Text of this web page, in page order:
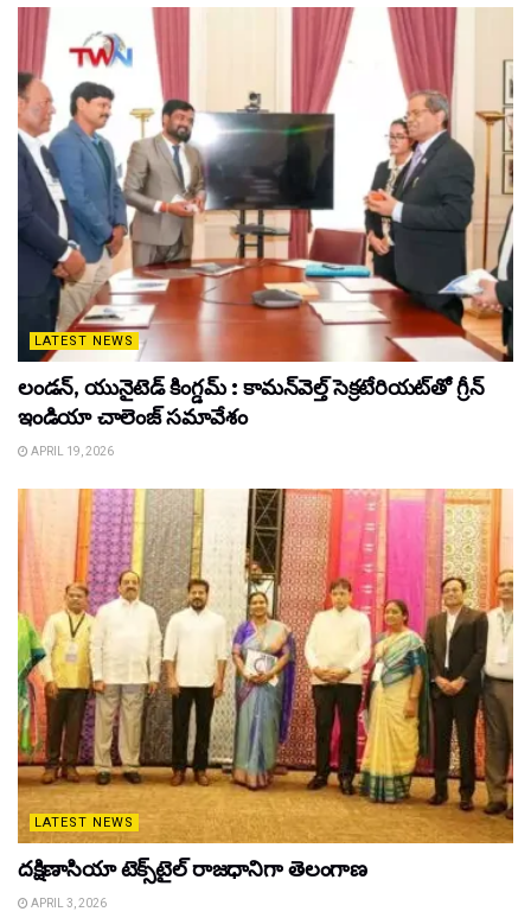
LATEST NEWS
లండన్, యునైటెడ్ కింగ్డమ్ : కామన్‌వెల్త్ సెక్రటేరియట్‌తో గ్రీన్
ఇండియా చాలెంజ్ సమావేశం
APRIL 19, 2026
LATEST NEWS
దక్షిణాసియా టెక్స్‌టైల్ రాజధానిగా తెలంగాణ
APRIL 3, 2026